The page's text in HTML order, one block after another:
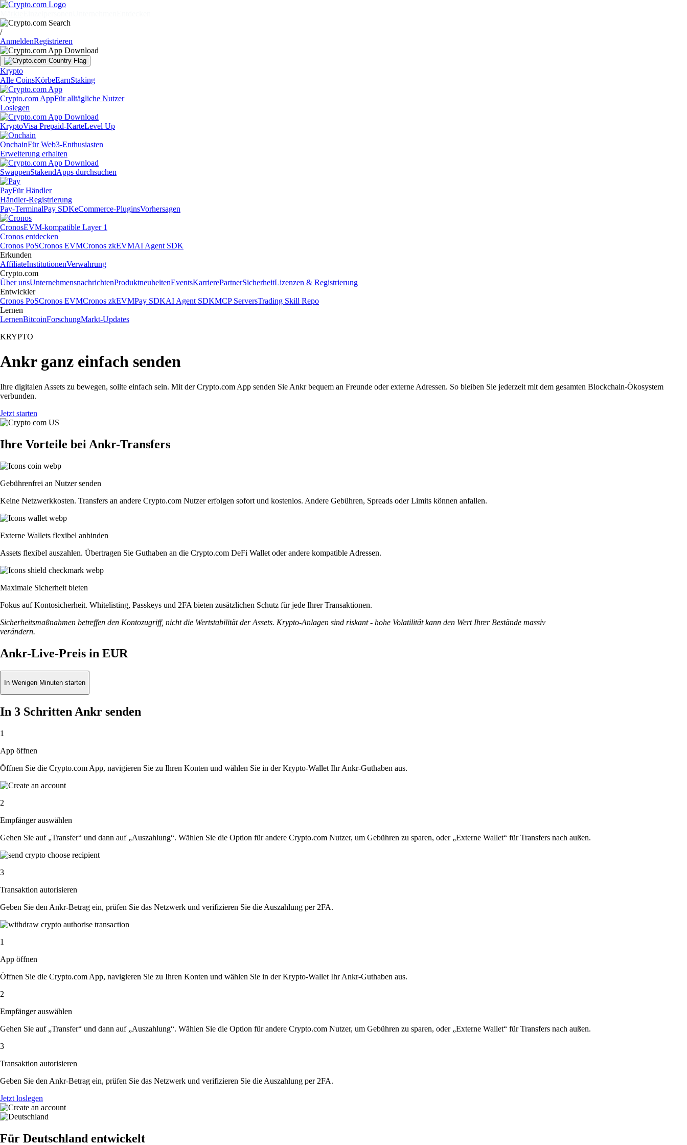
/
AnmeldenRegistrieren
Krypto
Alle CoinsKörbeEarnStaking
Crypto.com AppFür alltägliche Nutzer
Loslegen
KryptoVisa Prepaid-KarteLevel Up
OnchainFür Web3-Enthusiasten
Erweiterung erhalten
SwappenStakendApps durchsuchen
PayFür Händler
Händler-Registrierung
Pay-TerminalPay SDKeCommerce-PluginsVorhersagen
CronosEVM-kompatible Layer 1
Cronos entdecken
Cronos PoSCronos EVMCronos zkEVMAI Agent SDK
Erkunden
AffiliateInstitutionenVerwahrung
Crypto.com
Über unsUnternehmensnachrichtenProduktneuheitenEventsKarrierePartnerSicherheitLizenzen & Registrierung
Entwickler
Cronos PoSCronos EVMCronos zkEVMPay SDKAI Agent SDKMCP ServersTrading Skill Repo
Lernen
LernenBitcoinForschungMarkt-Updates
KRYPTO
Ankr ganz einfach senden
Ihre digitalen Assets zu bewegen, sollte einfach sein. Mit der Crypto.com App senden Sie Ankr bequem an Freunde oder externe Adressen. So bleiben Sie jederzeit mit dem gesamten Blockchain-Ökosystem
verbunden.
Jetzt starten
Ihre Vorteile bei Ankr-Transfers
Gebührenfrei an Nutzer senden
Keine Netzwerkkosten. Transfers an andere Crypto.com Nutzer erfolgen sofort und kostenlos. Andere Gebühren, Spreads oder Limits können anfallen.
Externe Wallets flexibel anbinden
Assets flexibel auszahlen. Übertragen Sie Guthaben an die Crypto.com DeFi Wallet oder andere kompatible Adressen.
Maximale Sicherheit bieten
Fokus auf Kontosicherheit. Whitelisting, Passkeys und 2FA bieten zusätzlichen Schutz für jede Ihrer Transaktionen.
Sicherheitsmaßnahmen betreffen den Kontozugriff, nicht die Wertstabilität der Assets. Krypto-Anlagen sind riskant - hohe Volatilität kann den Wert Ihrer Bestände massiv
verändern.
Ankr-Live-Preis in EUR
In Wenigen Minuten starten
In 3 Schritten Ankr senden
1
App öffnen
Öffnen Sie die Crypto.com App, navigieren Sie zu Ihren Konten und wählen Sie in der Krypto-Wallet Ihr Ankr-Guthaben aus.
2
Empfänger auswählen
Gehen Sie auf „Transfer“ und dann auf „Auszahlung“. Wählen Sie die Option für andere Crypto.com Nutzer, um Gebühren zu sparen, oder „Externe Wallet“ für Transfers nach außen.
3
Transaktion autorisieren
Geben Sie den Ankr-Betrag ein, prüfen Sie das Netzwerk und verifizieren Sie die Auszahlung per 2FA.
1
App öffnen
Öffnen Sie die Crypto.com App, navigieren Sie zu Ihren Konten und wählen Sie in der Krypto-Wallet Ihr Ankr-Guthaben aus.
2
Empfänger auswählen
Gehen Sie auf „Transfer“ und dann auf „Auszahlung“. Wählen Sie die Option für andere Crypto.com Nutzer, um Gebühren zu sparen, oder „Externe Wallet“ für Transfers nach außen.
3
Transaktion autorisieren
Geben Sie den Ankr-Betrag ein, prüfen Sie das Netzwerk und verifizieren Sie die Auszahlung per 2FA.
Jetzt loslegen
Für Deutschland entwickelt